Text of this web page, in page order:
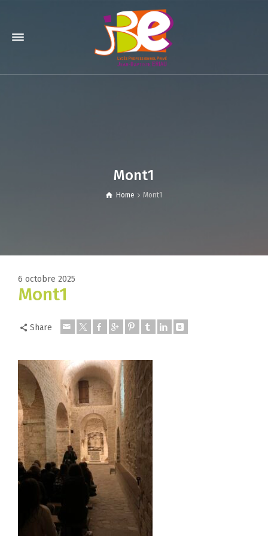
Mont1
Home Mont1
6 octobre 2025
Mont1
Share